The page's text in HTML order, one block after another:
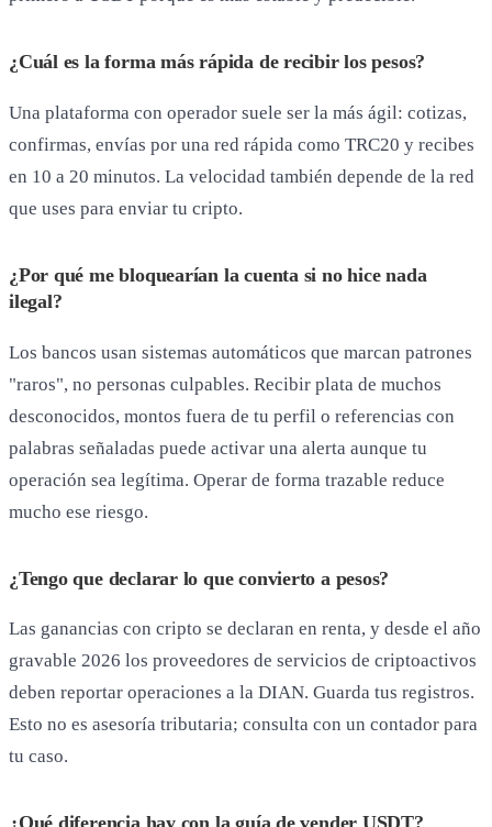
¿Cuál es la forma más rápida de recibir los pesos?
Una plataforma con operador suele ser la más ágil: cotizas,
confirmas, envías por una red rápida como TRC20 y recibes
en 10 a 20 minutos. La velocidad también depende de la red
que uses para enviar tu cripto.
¿Por qué me bloquearían la cuenta si no hice nada
ilegal?
Los bancos usan sistemas automáticos que marcan patrones
"raros", no personas culpables. Recibir plata de muchos
desconocidos, montos fuera de tu perfil o referencias con
palabras señaladas puede activar una alerta aunque tu
operación sea legítima. Operar de forma trazable reduce
mucho ese riesgo.
¿Tengo que declarar lo que convierto a pesos?
Las ganancias con cripto se declaran en renta, y desde el año
gravable 2026 los proveedores de servicios de criptoactivos
deben reportar operaciones a la DIAN. Guarda tus registros.
Esto no es asesoría tributaria; consulta con un contador para
tu caso.